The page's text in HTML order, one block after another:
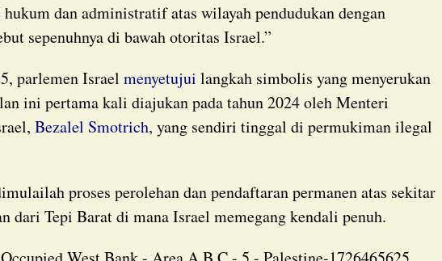
hukum dan administratif atas wilayah pendudukan dengan
sepenuhnya di bawah otoritas Israel.”
parlemen Israelmenyetujui langkah simbolis yang menyerukan
ini pertama kali diajukan pada tahun 2024 oleh Menteri
Bezalel Smotrich, yang sendiri tinggal di permukiman ilegal
dari Tepi Barat di mana Israel memegang kendali penuh.